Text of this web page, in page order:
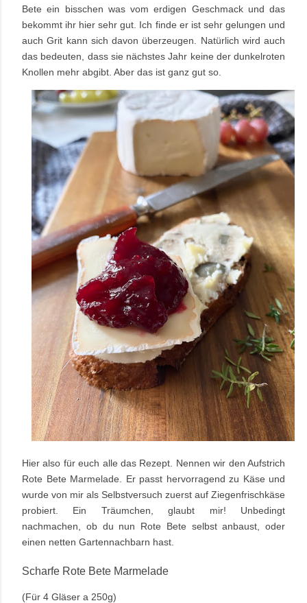
Bete ein bisschen was vom erdigen Geschmack und das
bekommt ihr hier sehr gut. Ich finde er ist sehr gelungen und
auch Grit kann sich davon überzeugen. Natürlich wird auch
das bedeuten, dass sie nächstes Jahr keine der dunkelroten
Knollen mehr abgibt. Aber das ist ganz gut so.
Hier also für euch alle das Rezept. Nennen wir den Aufstrich
Rote Bete Marmelade. Er passt hervorragend zu Käse und
wurde von mir als Selbstversuch zuerst auf Ziegenfrischkäse
probiert. Ein Träumchen, glaubt mir! Unbedingt
nachmachen, ob du nun Rote Bete selbstanbaust, oder
einen netten Gartennachbarn hast.
Scharfe Rote Bete Marmelade
(Für 4 Gläser a 250g)